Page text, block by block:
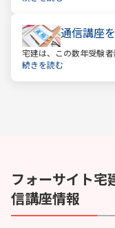
通信講座
宅建は、この数年受験
産業に携わる人をはじ
続きを読む
フォーサイト宅
信講座情報